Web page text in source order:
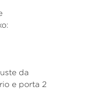
da
e porta 2